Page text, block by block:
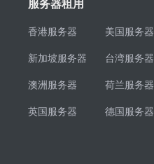
服务器租用
香港服务器 美国服务器
新加坡服务器 台湾服务器
澳洲服务器 荷兰服务器
英国服务器 德国服务器